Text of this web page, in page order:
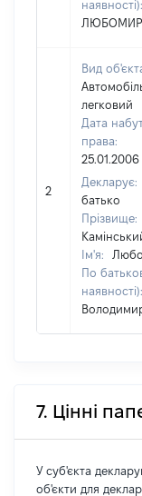
наявності):
2
Вид
легковий
Дата
права:
25.01.2006
Декларує:
батько
Прізвище:
Ім'я:
По
наявності):
7. Цінні
У суб'єкта
об'єкти для